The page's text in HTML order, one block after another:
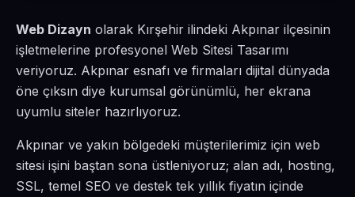
Web Dizayn olarak Kırşehir ilindeki Akpınar ilçesinin
işletmelerine profesyonel Web Sitesi Tasarımı
veriyoruz. Akpınar esnafı ve firmaları dijital dünyada
öne çıksın diye kurumsal görünümlü, her ekrana
uyumlu siteler hazırlıyoruz.
Akpınar ve yakın bölgedeki müşterilerimiz için web
sitesi işini baştan sona üstleniyoruz; alan adı, hosting,
SSL, temel SEO ve destek tek yıllık fiyatın içinde